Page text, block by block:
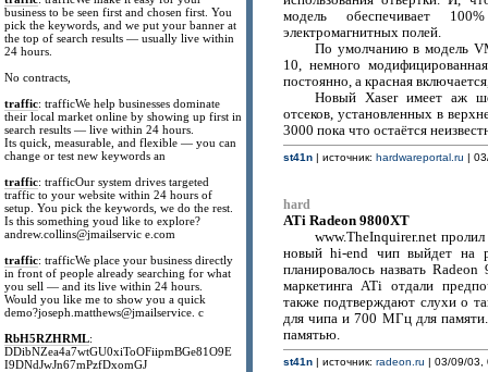
business to be seen first and chosen first. You
pick the keywords, and we put your banner at
the top of search results — usually live within
24 hours.
No contracts,
traffic: trafficWe help businesses dominate
their local market online by showing up first in
search results — live within 24 hours.
Its quick, measurable, and flexible — you can
change or test new keywords an
traffic: trafficOur system drives targeted
traffic to your website within 24 hours of
setup. You pick the keywords, we do the rest.
Is this something youd like to explore?
andrew.collins@jmailservic e.com
traffic: trafficWe place your business directly
in front of people already searching for what
you sell — and its live within 24 hours.
Would you like me to show you a quick
demo?joseph.matthews@jmailservice. c
RbH5RZHRML:
DDibNZea4a7wtGU0xiToOFiipmBGe81O9E
I9DNdJwJn67mPzfDxomGJ
модель обеспечивает
электромагнитных полей.
По умолчанию в модель
10, немного
постоянно, а красная
Новый Xaser имеет аж
отсеков, установленных в
3000 пока что остаётся
st41n| источник: hardwareportal.ru |
hard
ATi Radeon 9800XT
www.TheInquirer.net
новый hi-end чип выйдет на
планировалось назвать
маркетинга ATi отдали
также подтверждают слухи о
для чипа и 700 МГц для
памятью.
st41n| источник: radeon.ru | 03/09/03,